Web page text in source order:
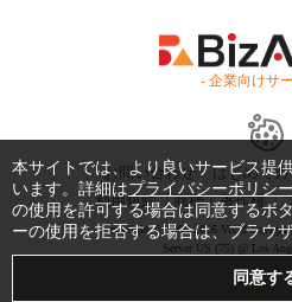
- 企業向けサ
お問い合わせ はじめて
利用規約
商標・著作権
Copyright © 1999-2026 Vivid
Server US (75) @ Los
本サイトでは、より良いサービス提
います。詳細はプライバシーポリシー
の使用を許可する場合は同意するボ
ーの使用を拒否する場合は、ブラウ